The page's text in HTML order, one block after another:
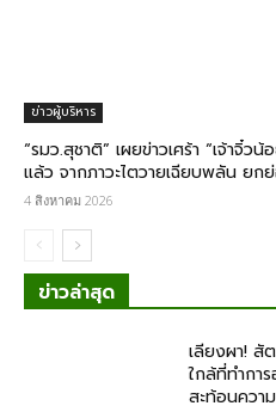
ข่าวผู้บริหาร
“รมว.สุชาติ” เผยข่าวเศร้า “เจ้าจิ๋
แล้ว จากภาวะไตวายเฉียบพลัน ย
4 สิงหาคม 2026
ข่าวล่าสุด
เลียงผา! สั
ใกล้ที่ทำกา
สะท้อนคว